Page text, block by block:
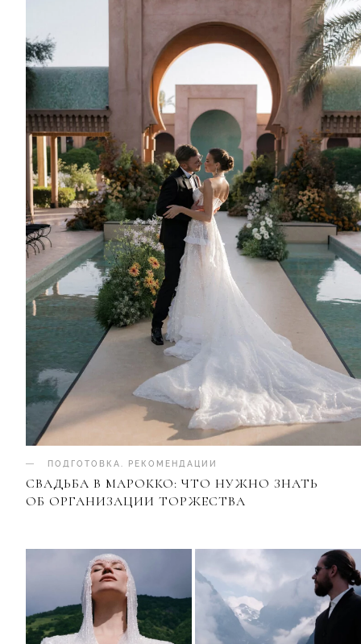
ПОДГОТОВКА. РЕКОМЕНДАЦИИ
СВАДЬБА В МАРОККО: ЧТО НУЖНО ЗНАТЬ
ОБ ОРГАНИЗАЦИИ ТОРЖЕСТВА